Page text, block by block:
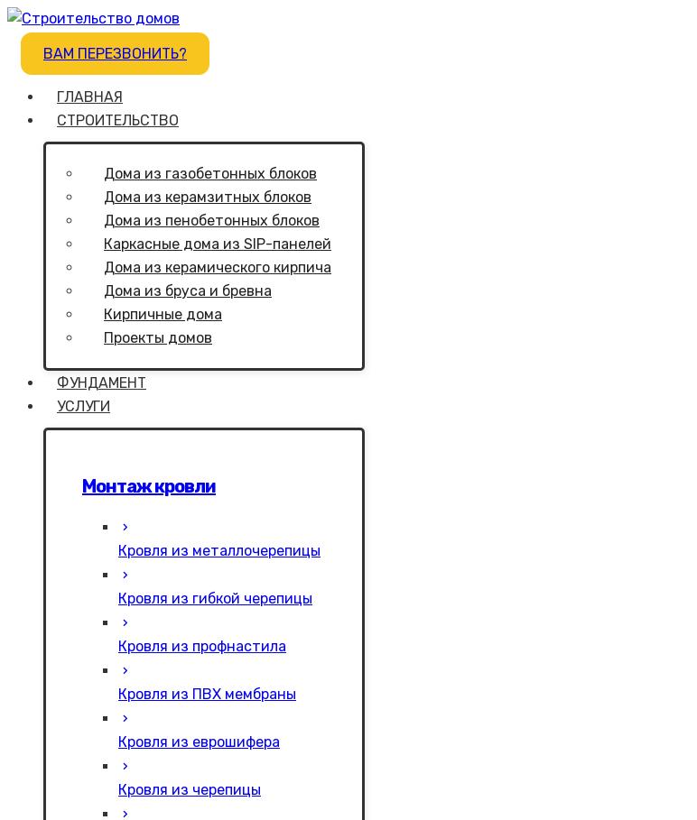
ВАМ ПЕРЕЗВОНИТЬ?
ГЛАВНАЯ
СТРОИТЕЛЬСТВО
Дома из газобетонных блоков
Дома из керамзитных блоков
Дома из пенобетонных блоков
Каркасные дома из SIP-панелей
Дома из керамического кирпича
Дома из бруса и бревна
Кирпичные дома
Проекты домов
ФУНДАМЕНТ
УСЛУГИ
Монтаж кровли
Кровля из металлочерепицы
Кровля из гибкой черепицы
Кровля из профнастила
Кровля из ПВХ мембраны
Кровля из еврошифера
Кровля из черепицы